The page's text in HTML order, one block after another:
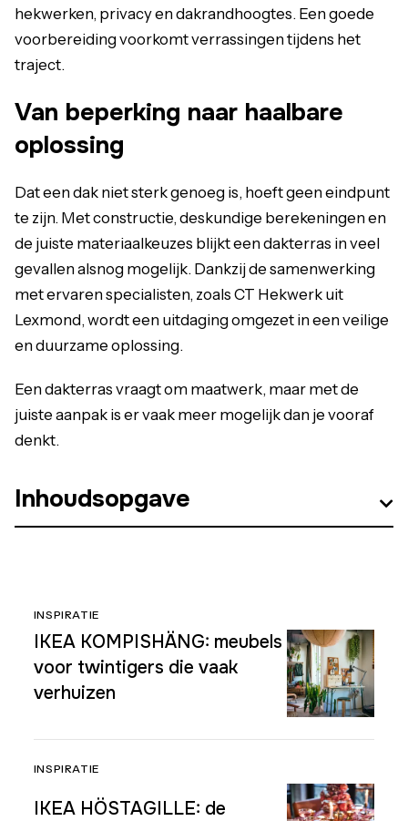
hekwerken, privacy en dakrandhoogtes. Een goede
voorbereiding voorkomt verrassingen tijdens het
traject.
Van beperking naar haalbare
oplossing
Dat een dak niet sterk genoeg is, hoeft geen eindpunt
te zijn. Met constructie, deskundige berekeningen en
de juiste materiaalkeuzes blijkt een dakterras in veel
gevallen alsnog mogelijk. Dankzij de samenwerking
met ervaren specialisten, zoals CT Hekwerk uit
Lexmond, wordt een uitdaging omgezet in een veilige
en duurzame oplossing.
Een dakterras vraagt om maatwerk, maar met de
juiste aanpak is er vaak meer mogelijk dan je vooraf
denkt.
Inhoudsopgave
INSPIRATIE
IKEA KOMPISHÄNG: meubels
voor twintigers die vaak
verhuizen
INSPIRATIE
IKEA HÖSTAGILLE: de